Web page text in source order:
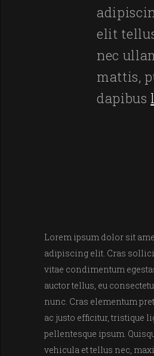
elit
nec
mattis,
dapibus
Lorem ipsum dolor sit
adipiscing elit. Cras
vitae condimentum
auctor tellus, eu
nunc. Cras elementum
ac justo efficitur, tristique
pellentesque ipsum.
vehicula et tellus nec,